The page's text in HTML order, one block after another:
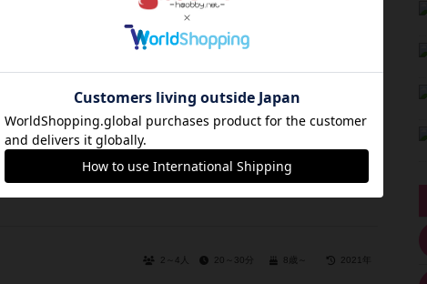
1～5人 30分前後 14歳～ 2020年
2～4人 20～30分 8歳～ 2021年